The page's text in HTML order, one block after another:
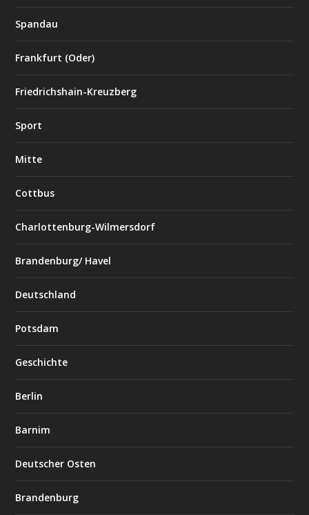
Spandau
Frankfurt (Oder)
Friedrichshain-Kreuzberg
Sport
Mitte
Cottbus
Charlottenburg-Wilmersdorf
Brandenburg/ Havel
Deutschland
Potsdam
Geschichte
Berlin
Barnim
Deutscher Osten
Brandenburg